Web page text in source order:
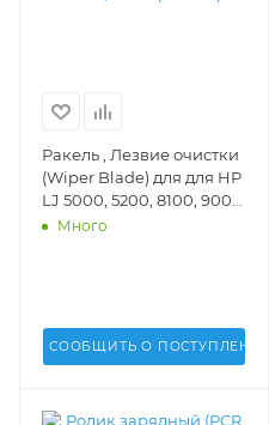
Ракель , Лезвие очистки
(Wiper Blade) для для HP
LJ 5000, 5200, 8100, 9000
(DV Inc.) - WB-HP5000
Много
СООБЩИТЬ О ПОСТУПЛЕНИИ